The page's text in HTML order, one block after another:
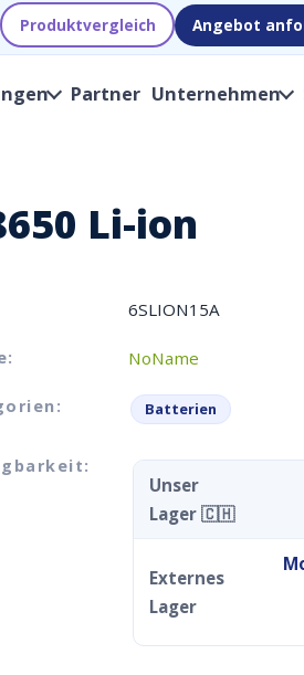
Produktvergleich Angebot
Partner Unternehmen
Li-ion
6SLION15A
NoName
Batterien
Unser
Lager 🇨🇭
Externes
Lager